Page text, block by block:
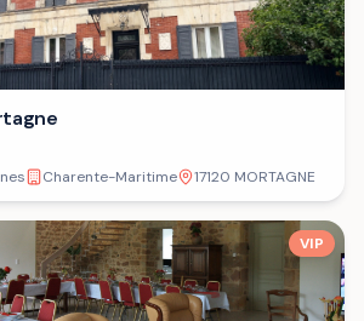
Charente-Maritime 17120 MORTAGNE
VIP